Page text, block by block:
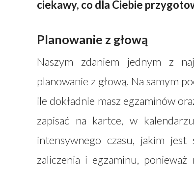
ciekawy, co dla Ciebie
Planowanie z głową
Naszym zdaniem jednym z
planowanie z głową. Na samym
ile dokładnie masz egzaminów
zapisać na kartce, w
intensywnego czasu, jakim jest
zaliczenia i egzaminu,